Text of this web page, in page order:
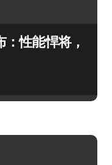
性能悍将，